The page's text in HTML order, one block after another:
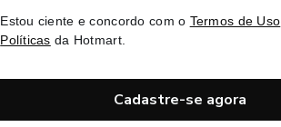
Estou ciente e concordo com o Termos de Uso
Políticas da Hotmart.
Cadastre-se agora